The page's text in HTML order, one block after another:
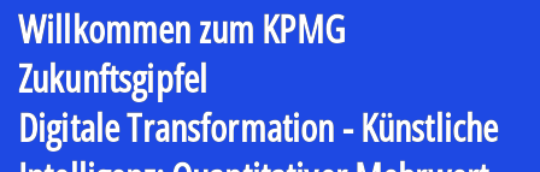
Willkommen zum KPMG
Zukunftsgipfel
Digitale Transformation - Künstliche